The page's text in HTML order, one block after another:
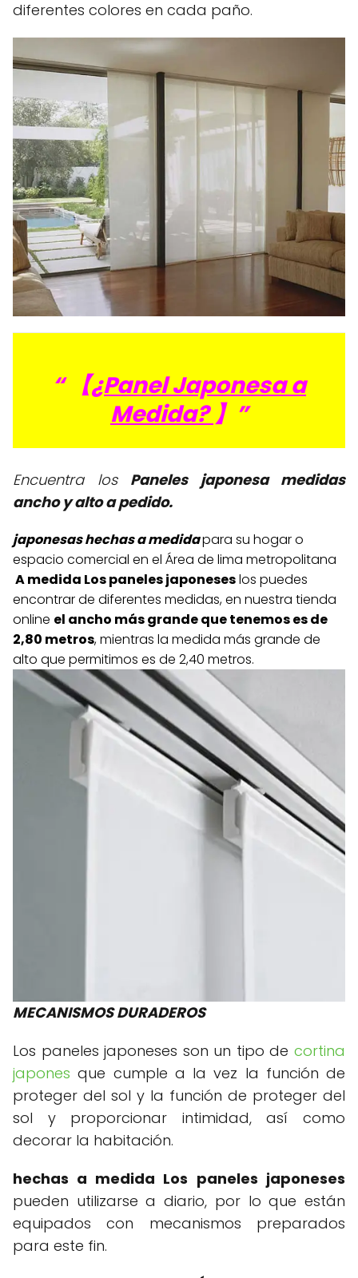
diferentes colores en cada paño.
“ 【¿Panel Japonesa a
Medida?】”
Encuentra los Paneles japonesa medidas
ancho y alto a pedido.
japonesas hechas a medidapara su hogar o
espacio comercial en el Área de lima metropolitana
A medida Los paneles japoneseslos puedes
encontrar de diferentes medidas, en nuestra tienda
online el ancho más grande que tenemos es de
2,80 metros, mientras la medida más grande de
alto que permitimos es de 2,40 metros.
MECANISMOS DURADEROS
Los paneles japoneses son un tipo de cortina
japones que cumple a la vez la función de
proteger del sol y la función de proteger del
sol y proporcionar intimidad, así como
decorar la habitación.
hechas a medida Los paneles japoneses
pueden utilizarse a diario, por lo que están
equipados con mecanismos preparados
para este fin.